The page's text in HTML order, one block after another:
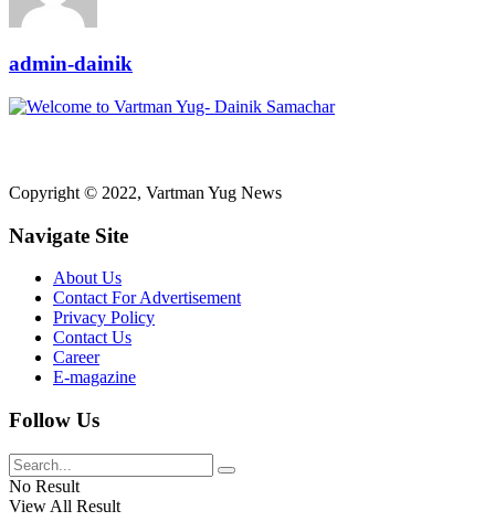
admin-dainik
Copyright © 2022, Vartman Yug News
Navigate Site
About Us
Contact For Advertisement
Privacy Policy
Contact Us
Career
E-magazine
Follow Us
No Result
View All Result